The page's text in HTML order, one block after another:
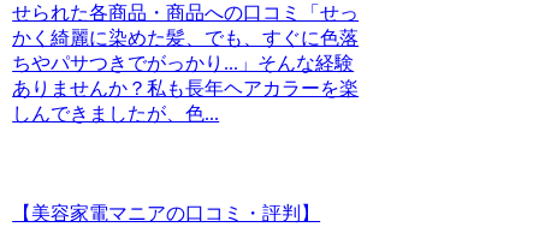
せられた各商品・商品への口コミ「せっ
かく綺麗に染めた髪、でも、すぐに色落
ちやパサつきでがっかり...」そんな経験
ありませんか？私も長年ヘアカラーを楽
しんできましたが、色...
【美容家電マニアの口コミ・評判】